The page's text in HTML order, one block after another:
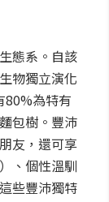
態系。自該
物獨立演化
80%為特有
包樹。豐沛
友，還可享
、個性溫馴
些豐沛獨特